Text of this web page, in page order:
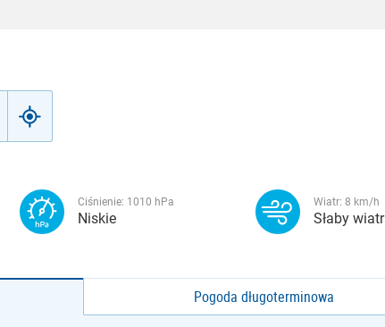
Ciśnienie: 1010 hPa
Niskie
Wiatr: 8 km/h
Słaby wiatr
Pogoda długoterminowa